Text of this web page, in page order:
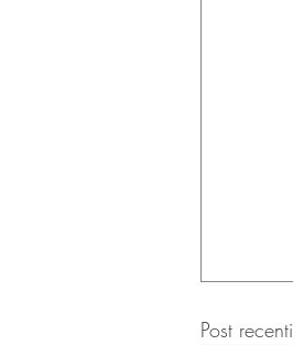
Post recenti